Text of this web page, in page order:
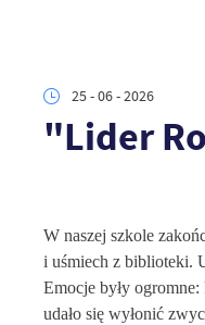
25 - 06 - 2026
"Lider
W naszej szkole
i uśmiech z biblioteki.
Emocje były
udało się wyłonić